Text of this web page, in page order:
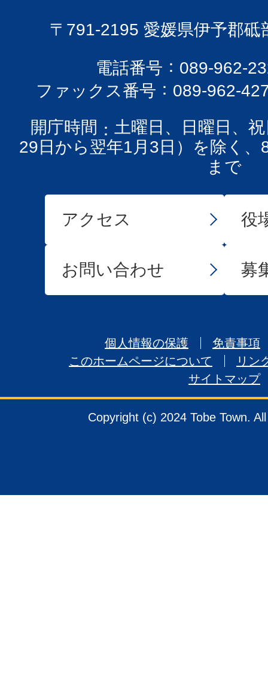
〒791-2195 愛媛県伊予郡砥
電話番号
089-962-
ファックス番号
089-962-
開庁時間
土曜日、日曜日、
29日から翌年1月3日）を除く、
まで
アクセス 役
お問い合わせ 募
個人情報の保護
免責事項
このホームページについて
リン
サイトマップ
Copyright (c) 2024 Tobe Town.